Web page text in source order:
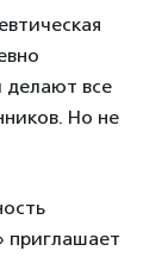
делают все
Но не
приглашает